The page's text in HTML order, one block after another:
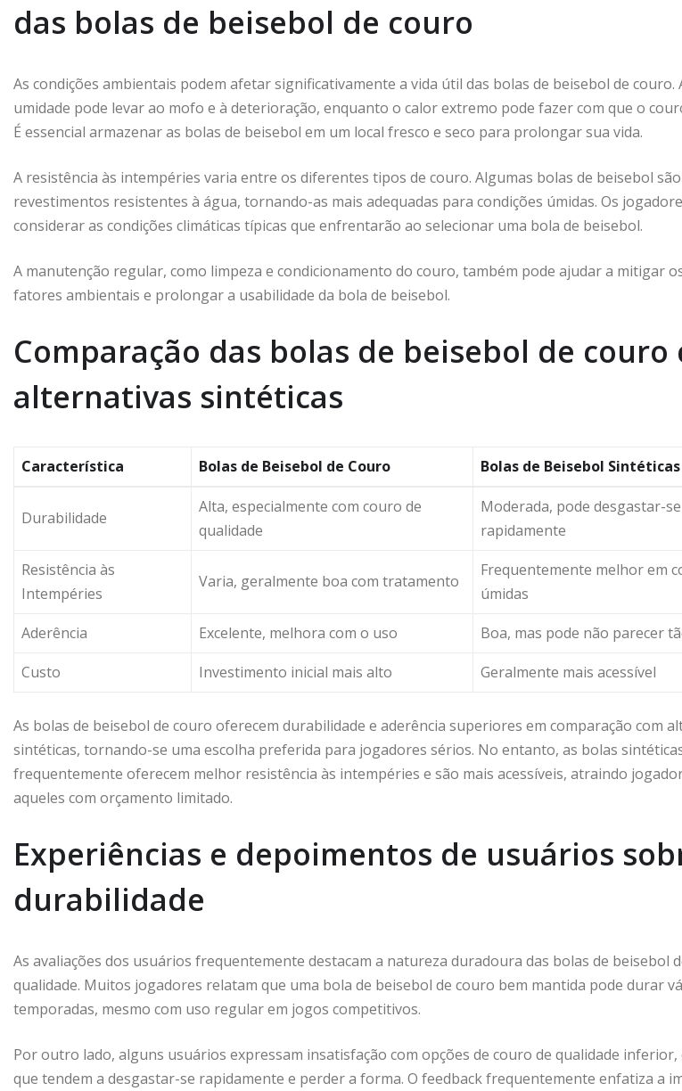
das bolas de beisebol de couro
As condições ambientais podem afetar significativamente a vida útil das bolas de beisebol de couro.
umidade pode levar ao mofo e à deterioração, enquanto o calor extremo pode fazer com que o
É essencial armazenar as bolas de beisebol em um local fresco e seco para prolongar sua vida.
A resistência às intempéries varia entre os diferentes tipos de couro. Algumas bolas de beisebol
revestimentos resistentes à água, tornando-as mais adequadas para condições úmidas. Os
considerar as condições climáticas típicas que enfrentarão ao selecionar uma bola de beisebol.
A manutenção regular, como limpeza e condicionamento do couro, também pode ajudar a mitigar
fatores ambientais e prolongar a usabilidade da bola de beisebol.
Comparação das bolas de beisebol de couro
alternativas sintéticas
Característica Bolas de Beisebol de Couro Bolas de Beisebol Sintéticas
Durabilidade
Alta, especialmente com couro de
qualidade
Moderada, pode desgastar-
rapidamente
Resistência às
Intempéries
Varia, geralmente boa com tratamento
Frequentemente melhor em
úmidas
Aderência
Excelente, melhora com o uso
Boa, mas pode não parecer
Custo
Investimento inicial mais alto Geralmente mais acessível
As bolas de beisebol de couro oferecem durabilidade e aderência superiores em comparação com
sintéticas, tornando-se uma escolha preferida para jogadores sérios. No entanto, as bolas
frequentemente oferecem melhor resistência às intempéries e são mais acessíveis, atraindo
aqueles com orçamento limitado.
Experiências e depoimentos de usuários
durabilidade
As avaliações dos usuários frequentemente destacam a natureza duradoura das bolas de beisebol
qualidade. Muitos jogadores relatam que uma bola de beisebol de couro bem mantida pode durar
temporadas, mesmo com uso regular em jogos competitivos.
Por outro lado, alguns usuários expressam insatisfação com opções de couro de qualidade
que tendem a desgastar-se rapidamente e perder a forma. O feedback frequentemente enfatiza a